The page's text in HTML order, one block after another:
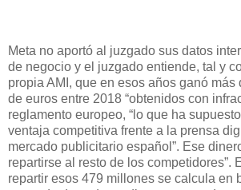
Meta no aportó al juzgado sus datos
de negocio y el juzgado entiende, tal y
propia AMI, que en esos años ganó
de euros entre 2018 “obtenidos con
reglamento europeo, “lo que ha
ventaja competitiva frente a la prensa
mercado publicitario español”. Ese
repartirse al resto de los competidores”.
repartir esos 479 millones se calcula en